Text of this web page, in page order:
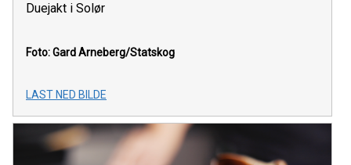
Duejakt i Solør
Foto: Gard Arneberg/Statskog
LAST NED BILDE